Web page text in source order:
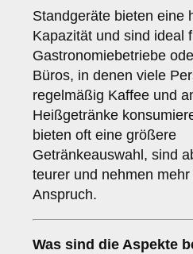
Standgeräte bieten eine
Kapazität und sind ideal
Gastronomiebetriebe
Büros, in denen viele
regelmäßig Kaffee und
Heißgetränke
bieten oft eine größere
Getränkeauswahl, sind
teurer und nehmen mehr
Anspruch.
Was sind die Aspekte